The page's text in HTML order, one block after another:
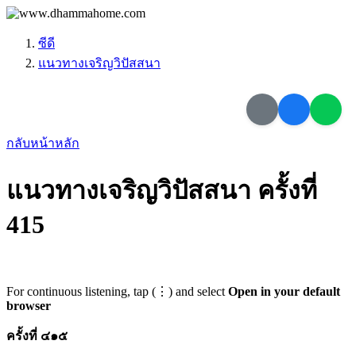
ซีดี
แนวทางเจริญวิปัสสนา
กลับหน้าหลัก
แนวทางเจริญวิปัสสนา ครั้งที่
415
For continuous listening, tap (⋮) and select Open in your default
browser
ครั้งที่ ๔๑๕